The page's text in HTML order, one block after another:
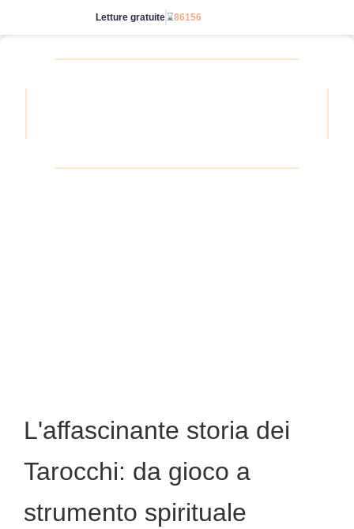
Letture gratuite⌛86156
L'affascinante storia dei
Tarocchi: da gioco a
strumento spirituale